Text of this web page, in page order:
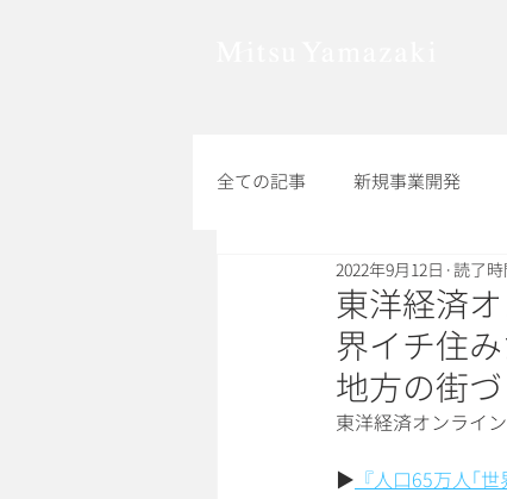
全ての記事 新規事業開発
その他
東洋経済
界イチ住
地方の街
2022年9月12日 読了
東洋経済オンライ
▶︎ 『人口65万人｢